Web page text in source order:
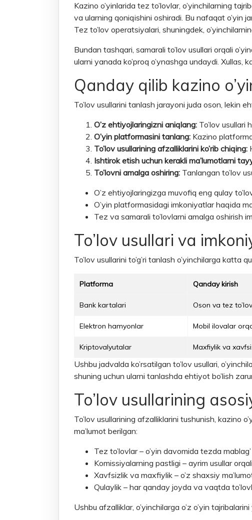
Kazino o’yinlarida tez to’lovlar, o’yinchilarning
va ularning qoniqishini oshiradi. Bu nafaqat o’yin
Tez to’lov operatsiyalari, shuningdek,
Bundan tashqari, samarali to’lov usullari orqali
ularni yanada ko’proq o’ynashga undaydi. Xullas,
Qanday qilib kazino
To’lov usullarini tanlash jarayoni juda oson, lekin
O’z ehtiyojlaringizni aniqlang: To’lov usullari
O’yin platformasini tanlang: Kazino
To’lov usullarining afzalliklarini ko’rib chiqing:
Ishtirok etish uchun kerakli ma’lumotlarni
To’lovni amalga oshiring: Tanlangan to’lov
O’z ehtiyojlaringizga muvofiq eng qulay
O’yin platformasidagi imkoniyatlar haqida
Tez va samarali to’lovlarni amalga oshirish
To’lov usullari va
To’lov usullarini to’g’ri tanlash o’yinchilarga katta
Platforma Qanday kirish
Bank kartalari Oson va tez
Elektron hamyonlar Mobil ilovalar
Kriptovalyutalar Maxfiylik va
Ushbu jadvalda ko’rsatilgan to’lov usullari,
shuning uchun ularni tanlashda ehtiyot bo’lish
To’lov usullarining
To’lov usullarining afzalliklarini tushunish, kazino
ma’lumot berilgan:
Tez to’lovlar – o’yin davomida tezda
Komissiyalarning pastligi – ayrim usullar
Xavfsizlik va maxfiylik – o’z shaxsiy
Qulaylik – har qanday joyda va vaqtda
Ushbu afzalliklar, o’yinchilarga o’z o’yin